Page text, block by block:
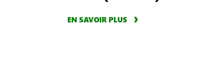
EN SAVOIR PLUS